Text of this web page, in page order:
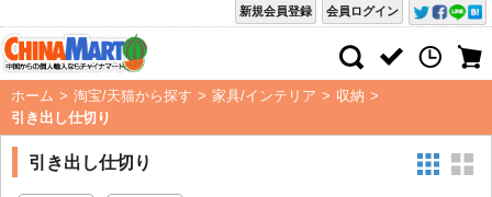
会員ログイン
新規会員登録
ホーム > 淘宝/天猫から探す > 家具/インテリア > 収納 >
引き出し仕切り
引き出し仕切り